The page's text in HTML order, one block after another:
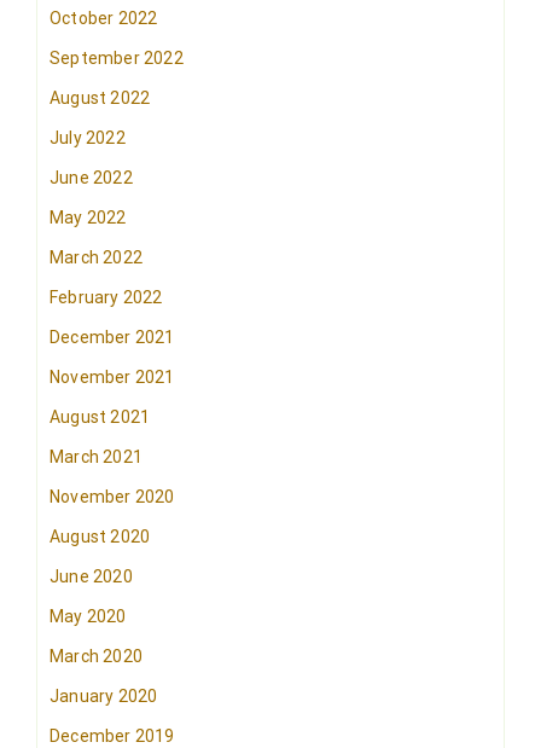
October 2022
September 2022
August 2022
July 2022
June 2022
May 2022
March 2022
February 2022
December 2021
November 2021
August 2021
March 2021
November 2020
August 2020
June 2020
May 2020
March 2020
January 2020
December 2019